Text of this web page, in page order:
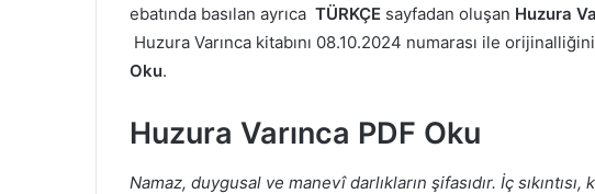
ebatında basılan ayrıca TÜRKÇE sayfadan oluşan Huzura
Huzura Varınca kitabını 08.10.2024 numarası ile
Oku.
Huzura Varınca PDF Oku
Namaz, duygusal ve manevî darlıkların şifasıdır. İç